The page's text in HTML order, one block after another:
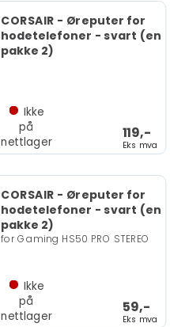
CORSAIR - Øreputer for
hodetelefoner - svart (en
pakke 2)
119,-
Eks mva
Ikke
på
nettlager
CORSAIR - Øreputer for
hodetelefoner - svart (en
pakke 2)
for Gaming HS50 PRO STEREO
59,-
Eks mva
Ikke
på
nettlager